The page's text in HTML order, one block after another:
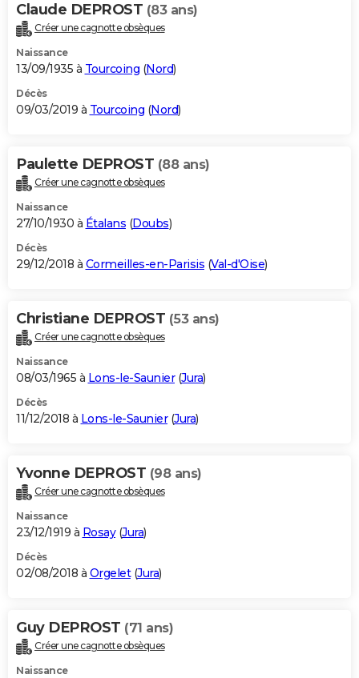
Claude DEPROST (83 ans)
Créer une cagnotte obsèques
Naissance
13/09/1935 à Tourcoing (Nord)
Décès
09/03/2019 à Tourcoing (Nord)
Paulette DEPROST (88 ans)
Créer une cagnotte obsèques
Naissance
27/10/1930 à Étalans (Doubs)
Décès
29/12/2018 à Cormeilles-en-Parisis (Val-d'Oise)
Christiane DEPROST (53 ans)
Créer une cagnotte obsèques
Naissance
08/03/1965 à Lons-le-Saunier(Jura)
Décès
11/12/2018 à Lons-le-Saunier(Jura)
Yvonne DEPROST (98 ans)
Créer une cagnotte obsèques
Naissance
23/12/1919 à Rosay(Jura)
Décès
02/08/2018 à Orgelet(Jura)
Guy DEPROST (71 ans)
Créer une cagnotte obsèques
Naissance